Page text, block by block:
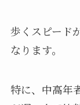
歩くスピード
なります。
特に、中高年